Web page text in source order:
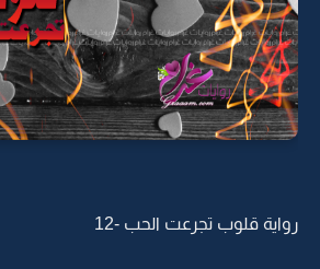
رواية قلوب تجرعت الحب -12